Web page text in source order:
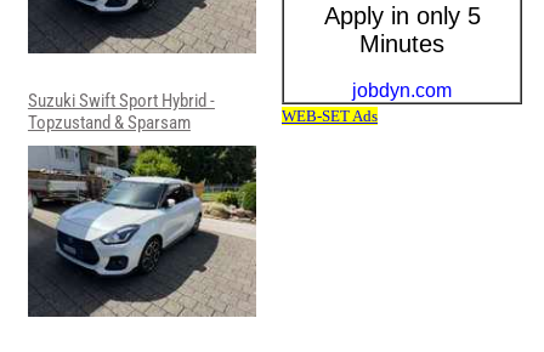
Suzuki Swift Sport Hybrid -
Topzustand & Sparsam